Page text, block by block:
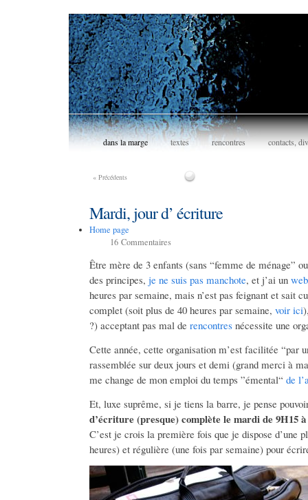
dans la marge textes rencontres contacts,
« Précédents
Mardi, jour d’ écriture
Home page
16 Commentaires
Être mère de 3 enfants (sans “femme de ménage”
des principes, je ne suis pas manchote, et j’ai un
heures par semaine, mais n’est pas feignant et sait
complet (soit plus de 40 heures par semaine, voir ici
?) acceptant pas mal de rencontres nécessite une
Cette année, cette organisation m’est facilitée “par
rassemblée sur deux jours et demi (grand merci à
me change de mon emploi du temps ”émental“ de
Et, luxe suprême, si je tiens la barre, je pense
d’écriture (presque) complète le mardi de 9H15 à
C’est je crois la première fois que je dispose d’une
heures) et régulière (une fois par semaine) pour